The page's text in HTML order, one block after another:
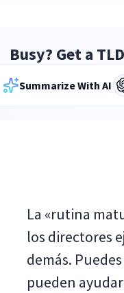
Busy? Get a
Summarize With AI
La «rutina
los directores
demás.
pueden